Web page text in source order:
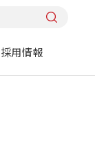
採用情報